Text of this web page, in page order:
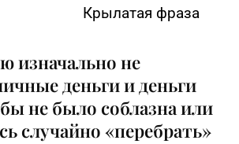
Крылатая фраза
изначально не
деньги и деньги
не было соблазна или
случайно «перебрать»